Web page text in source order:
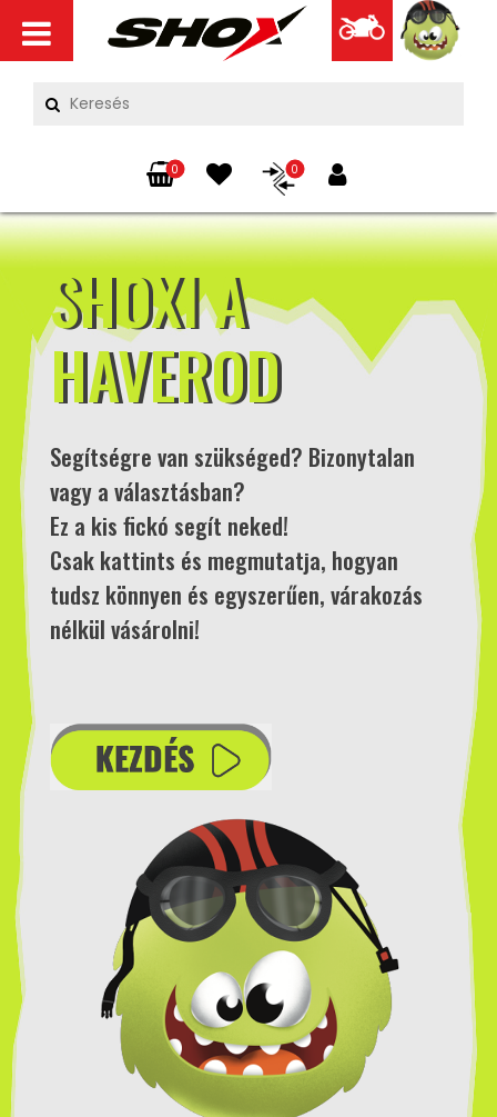
0 0
SHOXI A
HAVEROD
Segítségre van szükséged? Bizonytalan
vagy a választásban?
Ez a kis fickó segít neked!
Csak kattints és megmutatja, hogyan
tudsz könnyen és egyszerűen, várakozás
nélkül vásárolni!